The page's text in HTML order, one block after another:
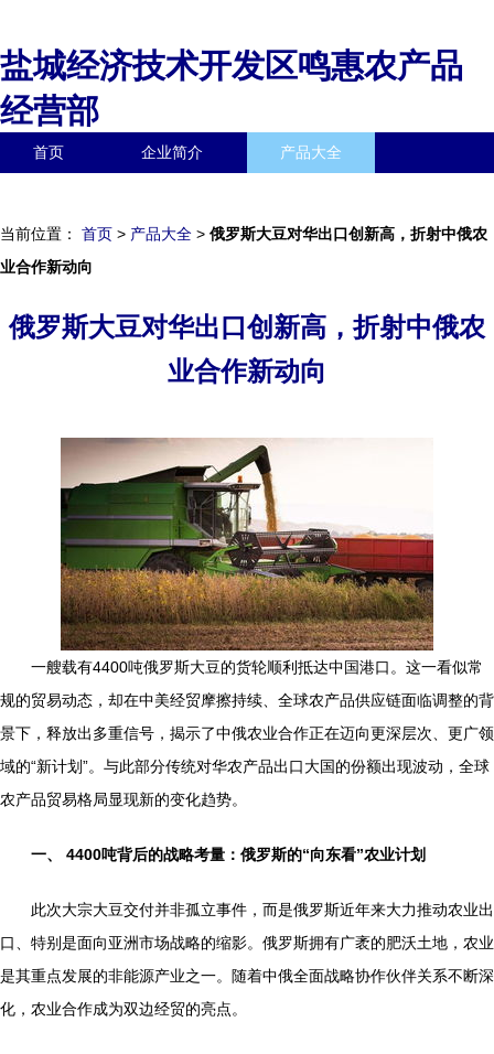
盐城经济技术开发区鸣惠农产品
经营部
首页 企业简介 产品大全
当前位置： 首页 > 产品大全 > 俄罗斯大豆对华出口创新高，折射中俄农
业合作新动向
俄罗斯大豆对华出口创新高，折射中俄农
业合作新动向
一艘载有4400吨俄罗斯大豆的货轮顺利抵达中国港口。这一看似常
规的贸易动态，却在中美经贸摩擦持续、全球农产品供应链面临调整的背
景下，释放出多重信号，揭示了中俄农业合作正在迈向更深层次、更广领
域的“新计划”。与此部分传统对华农产品出口大国的份额出现波动，全球
农产品贸易格局显现新的变化趋势。
一、 4400吨背后的战略考量：俄罗斯的“向东看”农业计划
此次大宗大豆交付并非孤立事件，而是俄罗斯近年来大力推动农业出
口、特别是面向亚洲市场战略的缩影。俄罗斯拥有广袤的肥沃土地，农业
是其重点发展的非能源产业之一。随着中俄全面战略协作伙伴关系不断深
化，农业合作成为双边经贸的亮点。